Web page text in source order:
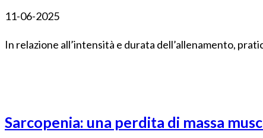
11-06-2025
In relazione all’intensità e durata dell’allenamento,
Sarcopenia: una perdita di massa